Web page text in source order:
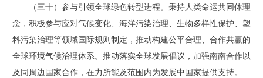
（三十）参与引领全球绿色转型进程。秉持人类命运共同体理
念，积极参与应对气候变化、海洋污染治理、生物多样性保护、塑
料污染治理等领域国际规则制定，推动构建公平合理、合作共赢的
全球环境气候治理体系。推动落实全球发展倡议，加强南南合作以
及同周边国家合作，在力所能及范围内为发展中国家提供支持。